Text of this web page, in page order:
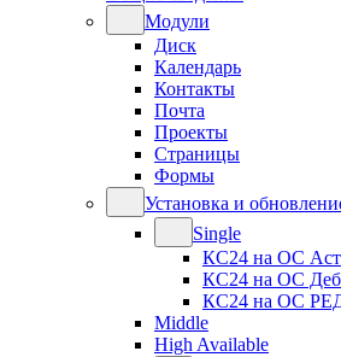
Модули
Диск
Календарь
Контакты
Почта
Проекты
Страницы
Формы
Установка и
Single
КС24 на ОС
КС24 на ОС
КС24 на ОС
Middle
High Available